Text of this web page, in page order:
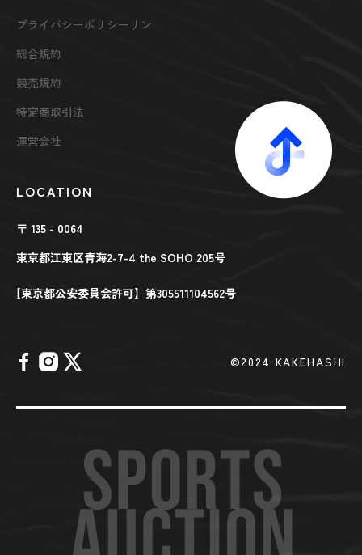
プライバシーポリシーリン
総合規約
競売規約
特定商取引法
運営会社
LOCATION
〒 135 - 0064
東京都江東区青海2-7-4 the SOHO 205号
【東京都公安委員会許可】第305511104562号
©︎2024 KAKEHASHI